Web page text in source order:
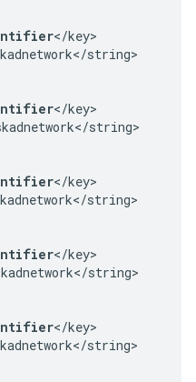
</key>
string>
</key>
string>
</key>
string>
</key>
string>
</key>
string>